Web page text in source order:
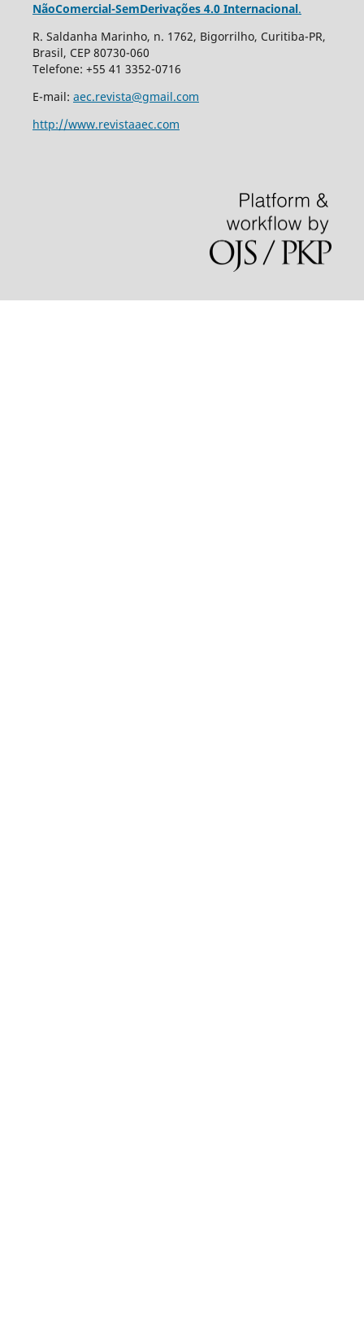
NãoComercial-SemDerivações 4.0 Internacional.
R. Saldanha Marinho, n. 1762, Bigorrilho, Curitiba-PR,
Brasil, CEP 80730-060
Telefone: +55 41 3352-0716
E-mail: aec.revista@gmail.com
http://www.revistaaec.com